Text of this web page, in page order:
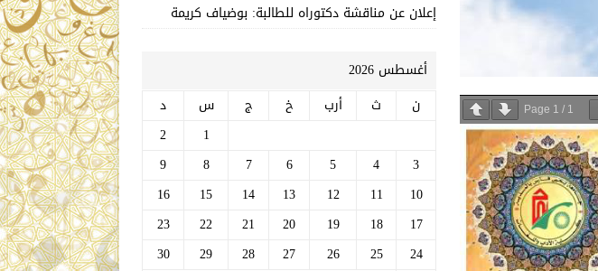
Page 1 / 1
إعلان عن مناقشة دكتوراه للطالبة: بوضياف كريمة
أغسطس 2026
ن
ث أرب خ ج س
د
1
2
3
4
5
6
7
8
9
10
11
12
13
14
15
16
17
18
19
20
21
22
23
24
25
26
27
28
29
30